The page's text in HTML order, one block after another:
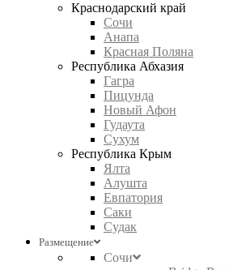
Краснодарский край
Сочи
Анапа
Красная Поляна
Республика Абхазия
Гагра
Пицунда
Новый Афон
Гудаута
Сухум
Республика Крым
Ялта
Алушта
Евпатория
Саки
Судак
Размещение
Сочи